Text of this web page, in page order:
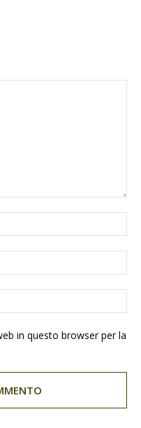
in questo browser per la